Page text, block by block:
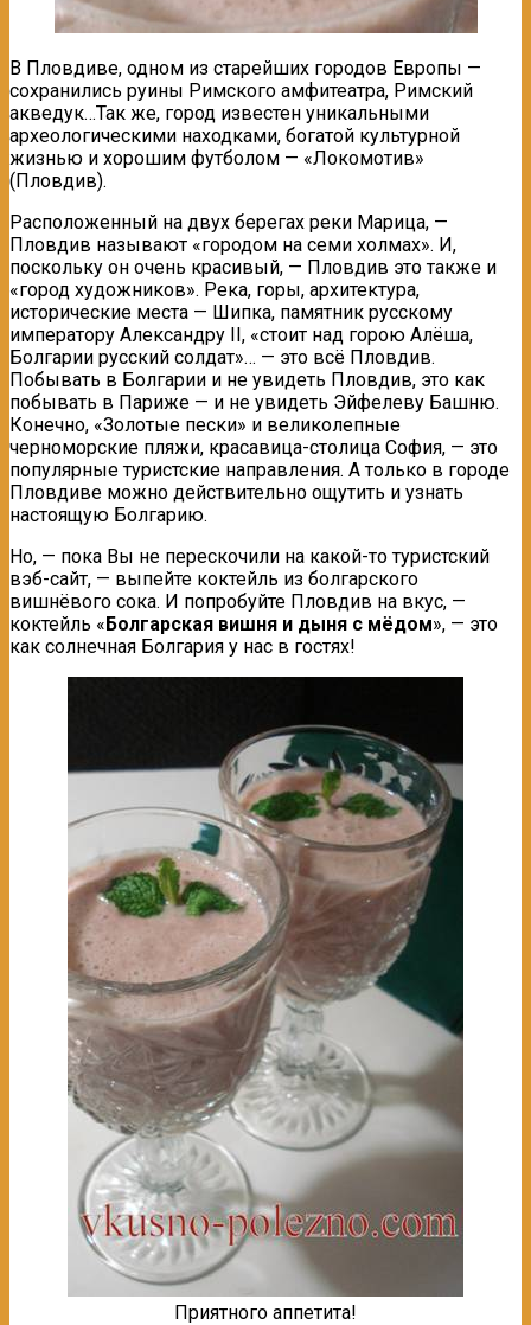
В Пловдиве, одном из старейших городов Европы —
сохранились руины Римского амфитеатра, Римский
акведук…Так же, город известен уникальными
археологическими находками, богатой культурной
жизнью и хорошим футболом — «Локомотив»
(Пловдив).
Расположенный на двух берегах реки Марица, —
Пловдив называют «городом на семи холмах». И,
поскольку он очень красивый, — Пловдив это также и
«город художников». Река, горы, архитектура,
исторические места — Шипка, памятник русскому
императору Александру II, «стоит над горою Алёша,
Болгарии русский солдат»… — это всё Пловдив.
Побывать в Болгарии и не увидеть Пловдив, это как
побывать в Париже — и не увидеть Эйфелеву Башню.
Конечно, «Золотые пески» и великолепные
черноморские пляжи, красавица-столица София, — это
популярные туристские направления. А только в городе
Пловдиве можно действительно ощутить и узнать
настоящую Болгарию.
Но, — пока Вы не перескочили на какой-то туристский
вэб-сайт, — выпейте коктейль из болгарского
вишнёвого сока. И попробуйте Пловдив на вкус, —
коктейль «Болгарская вишня и дыня с мёдом», — это
как солнечная Болгария у нас в гостях!
Приятного аппетита!